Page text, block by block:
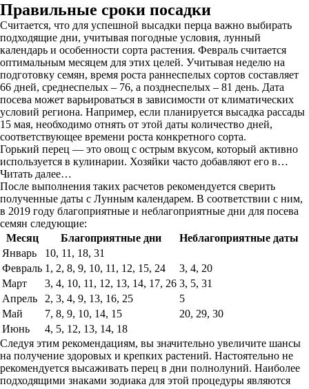
Правильные сроки посадки
Считается, что для успешной высадки перца важно выбирать
подходящие дни, учитывая погодные условия, лунный
календарь и особенности сорта растения. Февраль считается
оптимальным месяцем для этих целей. Учитывая неделю на
подготовку семян, время роста раннеспелых сортов составляет
66 дней, среднеспелых – 76, а позднеспелых – 81 день. Дата
посева может варьироваться в зависимости от климатических
условий региона. Например, если планируется высадка рассады
15 мая, необходимо отнять от этой даты количество дней,
соответствующее времени роста конкретного сорта.
Горький перец — это овощ с острым вкусом, который активно
используется в кулинарии. Хозяйки часто добавляют его в…
Читать далее…
После выполнения таких расчетов рекомендуется сверить
полученные даты с Лунным календарем. В соответствии с ним,
в 2019 году благоприятные и неблагоприятные дни для посева
семян следующие:
Месяц
Благоприятные дни
Неблагоприятные даты
Январь
10, 11, 18, 31
Февраль 1, 2, 8, 9, 10, 11, 12, 15, 24
3, 4, 20
Март
3, 4, 10, 11, 12, 13, 14, 17, 26 3, 5, 31
Апрель
2, 3, 4, 9, 13, 16, 25
5
Май
7, 8, 9, 10, 14, 15
20, 29, 30
Июнь
4, 5, 12, 13, 14, 18
Следуя этим рекомендациям, вы значительно увеличите шансы
на получение здоровых и крепких растений. Настоятельно не
рекомендуется высаживать перец в дни полнолуний. Наиболее
подходящими знаками зодиака для этой процедуры являются